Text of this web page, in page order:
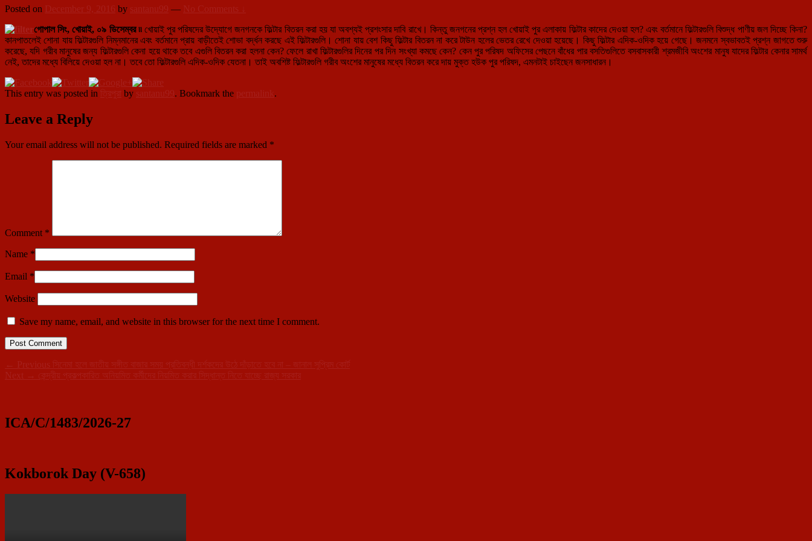
Posted on December 9, 2016 by santanu99 — No Comments ↓
গোপাল সিং, খোয়াই, ০৯ ডিসেম্বর ৷৷খোয়াই পুর পরিষদের উদ্যোগে জনগনকে ফিল্টার বিতরন করা হয় যা অবশ্যই প্রশংসার দাবি রাখে। কিন্তু জনগনের প্রশ্ন হল খোয়াই পুর এলাকায় ফিল্টার কাদের দেওয়া হল? এবং বর্তমানে ফিল্টারগুলি বিশুদ্ধ পাণীয় জল দিচ্ছে কিনা?
কানপাতলেই শোনা যায় ফিল্টারগুলি নিম্নমানের এবং বর্তমানে প্রায় বাড়ীতেই শোভা বর্দ্ধন করছে এই ফিল্টারগুলি। শোনা যায় বেশ কিছু ফিল্টার বিতরন না করে টাউন হলের ভেতর রেখে দেওয়া হয়েছে। কিছু ফিল্টার এদিক-ওদিক হয়ে গেছে। জনমনে স্বভাবতই প্রশ্ন জাগতে শুরু
করেছে, যদি গরীব মানুষের জন্য ফিল্টারগুলি কেনা হয়ে থাকে তবে এগুলি বিতরন করা হলনা কেন? ফেলে রাখা ফিল্টারগুলির দিনের পর দিন সংখ্যা কমছে কেন? কেন পুর পরিষদ অফিসের পেছনে বাঁধের পার বসতিগুলিতে বসবাসকারী শ্রমজীবি অংশের মানুষ যাদের ফিল্টার কেনার সামর্থ
নেই, তাদের মধ্যে বিলিয়ে দেওয়া হল না। তবে তো ফিল্টারগুলি এদিক-ওদিক যেতনা। তাই অবশিষ্ট ফিল্টারগুলি গরীব অংশের মানুষের মধ্যে বিতরন করে দায় মুক্ত হউক পুর পরিষদ, এমনটাই চাইছেন জনসাধারন।
This entry was posted in ত্রিপুরা by santanu99. Bookmark the permalink.
Leave a Reply
Your email address will not be published. Required fields are marked *
Comment *
Name *
Email *
Website
Save my name, email, and website in this browser for the next time I comment.
Post
navigation
← Previous Previous
post:
সিনেমা হলে জাতীয় সঙ্গীত বাজার সময় প্রতিবন্ধী দর্শকদের উঠে দাঁড়াতে হবে না – জানাল সুপ্রিম কোর্ট
Next →
Next
কেন্দ্রীয় প্রকল্পকারিত অনিয়মিত কর্মীদের নিয়মিত করার সিদ্ধান্ত নিতে যাচ্ছে রাজ্য সরকার
Widget
ICA/C/1483/2026-27
Kokborok Day (V-658)